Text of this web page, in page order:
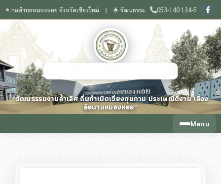
บลหนองหอย จังหวัดเชียงใหม่ ❙ 🌟 วัฒนธรรมงามล้ำเลิศ ถิ่นกำเนิดเวียงกุมกาม ป
053-140 134-5
"วัฒนธรรมงามล้ำเลิศ ถิ่นกำเนิดเวียงกุมกาม ประเพณีดีงาม เลื่อง
ลือนามหนองหอย"
Menu